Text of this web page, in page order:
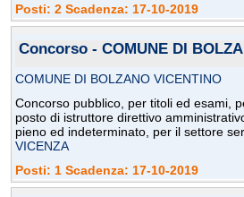
Posti: 2 Scadenza: 17-10-2019
Concorso - COMUNE DI
COMUNE DI BOLZANO VICENTINO
Concorso pubblico, per titoli ed esami,
posto di istruttore direttivo
pieno ed indeterminato, per il settore
VICENZA
Posti: 1 Scadenza: 17-10-2019